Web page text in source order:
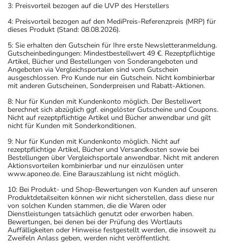
3: Preisvorteil bezogen auf die UVP des Herstellers
4: Preisvorteil bezogen auf den MediPreis-Referenzpreis (MRP) für
dieses Produkt (Stand: 08.08.2026).
5: Sie erhalten den Gutschein für Ihre erste Newsletteranmeldung.
Gutscheinbedingungen: Mindestbestellwert 49 €. Rezeptpflichtige
Artikel, Bücher und Bestellungen von Sonderangeboten und
Angeboten via Vergleichsportalen sind vom Gutschein
ausgeschlossen. Pro Kunde nur ein Gutschein. Nicht kombinierbar
mit anderen Gutscheinen, Sonderpreisen und Rabatt-Aktionen.
8: Nur für Kunden mit Kundenkonto möglich. Der Bestellwert
berechnet sich abzüglich ggf. eingelöster Gutscheine und Coupons.
Nicht auf rezeptpflichtige Artikel und Bücher anwendbar und gilt
nicht für Kunden mit Sonderkonditionen.
9: Nur für Kunden mit Kundenkonto möglich. Nicht auf
rezeptpflichtige Artikel, Bücher und Versandkosten sowie bei
Bestellungen über Vergleichsportale anwendbar. Nicht mit anderen
Aktionsvorteilen kombinierbar und nur einzulösen unter
www.aponeo.de. Eine Barauszahlung ist nicht möglich.
10: Bei Produkt- und Shop-Bewertungen von Kunden auf unseren
Produktdetailseiten können wir nicht sicherstellen, dass diese nur
von solchen Kunden stammen, die die Waren oder
Dienstleistungen tatsächlich genutzt oder erworben haben.
Bewertungen, bei denen bei der Prüfung des Wortlauts
Auffälligkeiten oder Hinweise festgestellt werden, die insoweit zu
Zweifeln Anlass geben, werden nicht veröffentlicht.